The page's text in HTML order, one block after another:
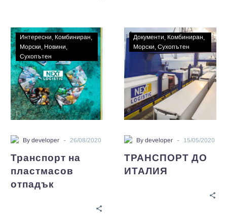
Интересни Комбиниран
Морски Новини
Сухопътен
By developer - 26/08/2020
Транспорт на
пластмасов
отпадък
Документи Комбиниран
Морски Сухопътен
By developer - 15/05/2020
ТРАНСПОРТ ДО
ИТАЛИЯ